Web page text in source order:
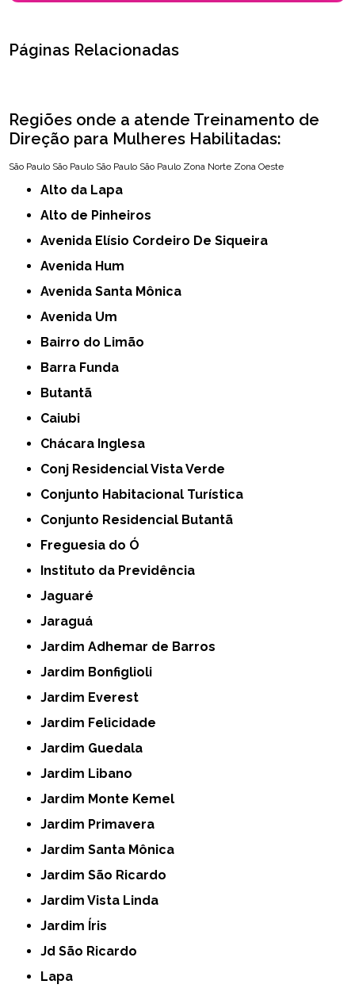
Páginas Relacionadas
Regiões onde a atende Treinamento de
Direção para Mulheres Habilitadas:
São Paulo São Paulo São Paulo São Paulo Zona Norte Zona Oeste
Alto da Lapa
Alto de Pinheiros
Avenida Elísio Cordeiro De Siqueira
Avenida Hum
Avenida Santa Mônica
Avenida Um
Bairro do Limão
Barra Funda
Butantã
Caiubi
Chácara Inglesa
Conj Residencial Vista Verde
Conjunto Habitacional Turística
Conjunto Residencial Butantã
Freguesia do Ó
Instituto da Previdência
Jaguaré
Jaraguá
Jardim Adhemar de Barros
Jardim Bonfiglioli
Jardim Everest
Jardim Felicidade
Jardim Guedala
Jardim Libano
Jardim Monte Kemel
Jardim Primavera
Jardim Santa Mônica
Jardim São Ricardo
Jardim Vista Linda
Jardim Íris
Jd São Ricardo
Lapa